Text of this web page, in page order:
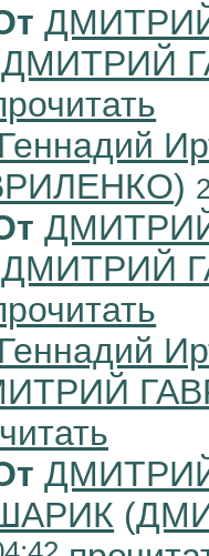
ДМИТРИЙ
Геннадий
)
ДМИТРИЙ
Геннадий
(